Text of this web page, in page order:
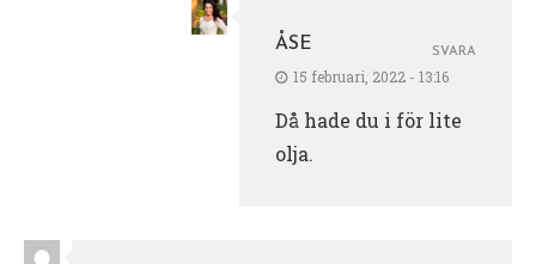
ÅSE
15 februari, 2022 - 13:16
Då hade du i för lite
olja.
SVARA